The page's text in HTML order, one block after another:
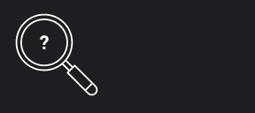
Наші фахівці з абразивних
відповісти на ваші запитання і дати
проста: допомогти вам досягти
в будь-який час. Ознайомтеся з
шліфувальних стрічок у нашому
всього в одному кроці від виняткових